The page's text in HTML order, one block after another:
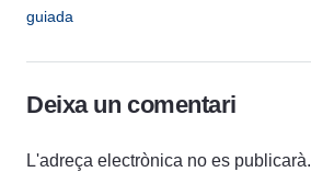
guiada
Deixa un comentari
L'adreça electrònica no es publicarà.